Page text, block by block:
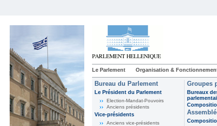
Le Parlement Organisation &
Bureau du Parlement
Le Président du Parlement
Election-Mandat-Pouvoirs
Anciens présidents
Vice-présidents
Anciens vice-présidents
Groupes
Bureaux